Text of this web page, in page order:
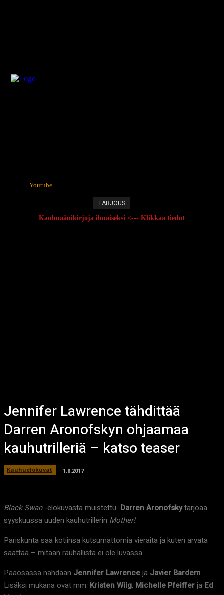
Youtube
TARJOUS
Kauhuäänikirjoja ilmaiseksi <--- Klikkaa tiedot
Jennifer Lawrence tähdittää
Darren Aronofskyn ohjaamaa
kauhutrilleriä – katso teaser
Kauhuelokuvat 1.8.2017
Black Swan-elokuvasta muistettu Darren Aronofskytarjoaa
syyskuussa uuden kauhutrillerin Mother!.
Pariskunta saa kotiinsa kutsumattomia vieraita ja kuten arvata
saattaa – mitään rauhallista ei ole luvassa…
Pääosassa nähdään Jennifer Lawrenceja Javier Bardem.
Lisäksi mukana ovat mm. Kristen Wiig, Michelle Pfeifferja Ed